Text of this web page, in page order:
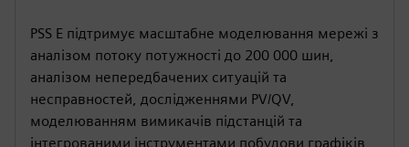
PSS E підтримує масштабне моделювання мережі з
аналізом потоку потужності до 200 000 шин,
аналізом непередбачених ситуацій та
несправностей, дослідженнями PV/QV,
моделюванням вимикачів підстанцій та
інтегрованими інструментами побудови графіків